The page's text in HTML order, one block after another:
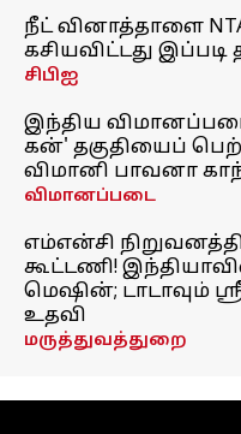
நீட் வினாத்தாளை
கசியவிட்டது இப்படி
சிபிஐ
இந்திய
கன்' தகுதியைப்
விமானி பாவனா
விமானப்படை
எம்என்சி
கூட்டணி!
மெஷின்; டாடாவும்
உதவி
மருத்துவத்துறை